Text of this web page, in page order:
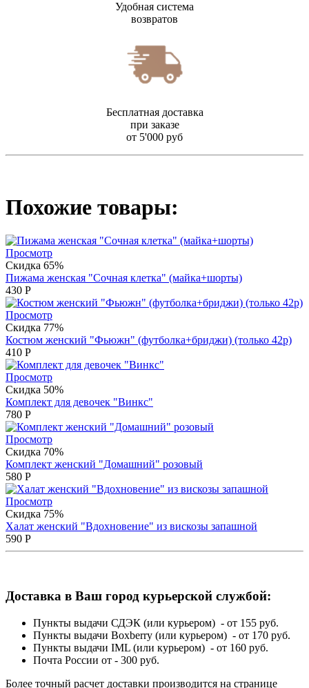
Удобная система
возвратов
Бесплатная доставка
при заказе
от 5'000 руб
Похожие товары:
Просмотр
Скидка 65%
Пижама женская "Сочная клетка" (майка+шорты)
430 Р
Просмотр
Скидка 77%
Костюм женский "Фьюжн" (футболка+бриджи) (только 42р)
410 Р
Просмотр
Скидка 50%
Комплект для девочек "Винкс"
780 Р
Просмотр
Скидка 70%
Комплект женский "Домашний" розовый
580 Р
Просмотр
Скидка 75%
Халат женский "Вдохновение" из вискозы запашной
590 Р
Доставка в Ваш город курьерской службой:
Пункты выдачи СДЭК (или курьером) - от 155 руб.
Пункты выдачи Boxberry (или курьером) - от 170 руб.
Пункты выдачи IML (или курьером) - от 160 руб.
Почта России от - 300 руб.
Более точный расчет доставки производится на странице